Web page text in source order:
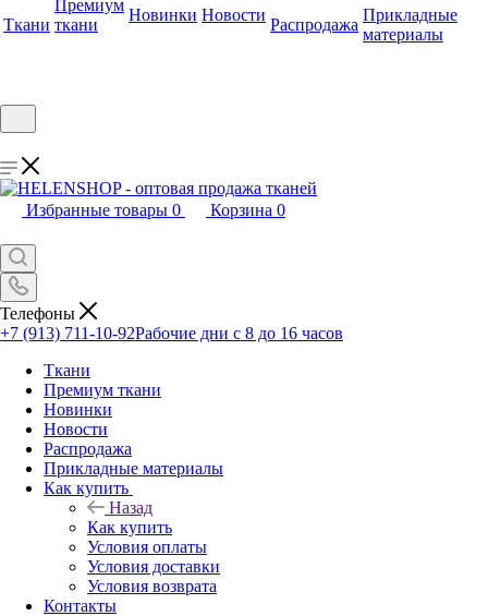
Ткани
Премиум
ткани
Новинки Новости
Распродажа
Прикладные
материалы
Избранные товары 0 Корзина 0
Телефоны
+7 (913) 711-10-92Рабочие дни с 8 до 16 часов
Ткани
Премиум ткани
Новинки
Новости
Распродажа
Прикладные материалы
Как купить
Назад
Как купить
Условия оплаты
Условия доставки
Условия возврата
Контакты